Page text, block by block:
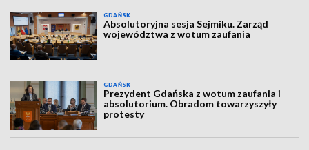
GDAŃSK
Absolutoryjna sesja Sejmiku. Zarząd
województwa z wotum zaufania
GDAŃSK
Prezydent Gdańska z wotum zaufania i
absolutorium. Obradom towarzyszyły
protesty